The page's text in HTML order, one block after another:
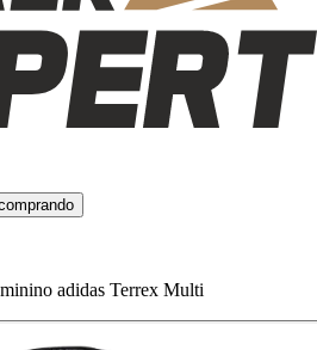
adidas Terrex Multi